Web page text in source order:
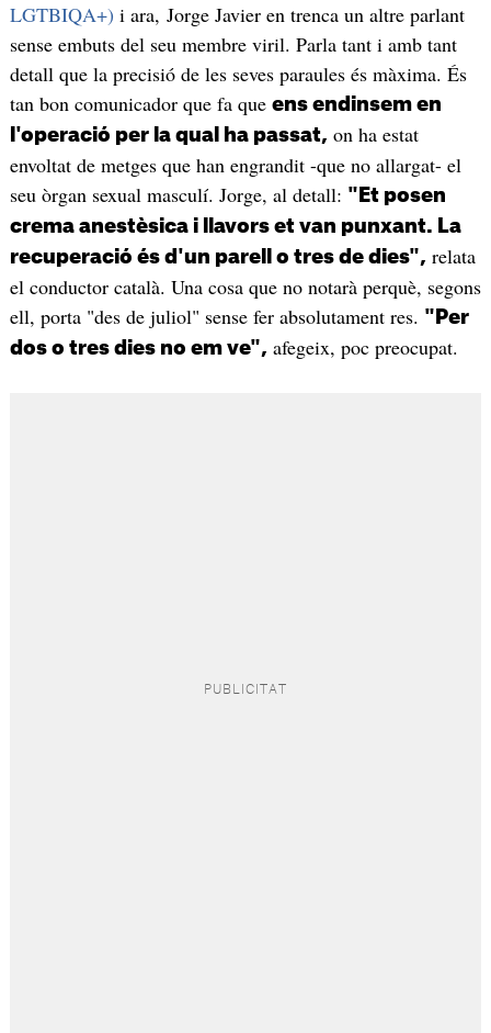
LGTBIQA+) i ara, Jorge Javier en trenca un altre parlant
sense embuts del seu membre viril. Parla tant i amb tant
detall que la precisió de les seves paraules és màxima. És
tan bon comunicador que fa que ens endinsem en
l'operació per la qual ha passat, on ha estat
envoltat de metges que han engrandit -que no allargat- el
seu òrgan sexual masculí. Jorge, al detall: "Et posen
crema anestèsica i llavors et van punxant. La
recuperació és d'un parell o tres de dies", relata
el conductor català. Una cosa que no notarà perquè, segons
ell, porta "des de juliol" sense fer absolutament res. "Per
dos o tres dies no em ve", afegeix, poc preocupat.